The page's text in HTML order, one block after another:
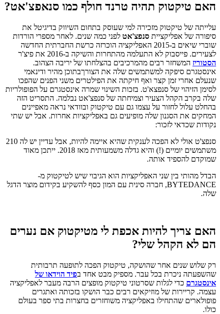
האם טיקטוק תהיה טרנד חולף כמו סנאפצ'אט?
עלייתה של טיקטוק מזכירה למי שעוסק בתחום השיווק בדיגיטל את
סיפורה של אפליקציית סנפצ'אט לפני כמה שנים. לאחר מספרי הורדות
שוברי שיאים ב-2015 האפליקציה הוכרזה כרשת החברתית החדשה
לצעירים. פייסבוק לא התעלמה מהתחרות והשיקה ב-2016 את פיצ'ר
הסטוריז המשחזר רבים מהמרכיבים בהצלחתו של יריבה הצהוב.
אינסטגרם סיפקה למשתמשים שלה את הצורךבתוכן מהיר ודינאמי
שנעלם אחרי זמן קצר ואף חיקתה את הפילטרים משני הפנים שהפכו
לסימן הזיהוי של סנפצא'ט. בזכות השינוי שמרה אינסטגרם על הפופולריות
שלה בקרב הקהל הצעיר וצמיחתה של סנפצ'אט נבלמה. התסריט הזה
בהחלט עלול לחזור על עצמו גם עם טיקטוק ובוודאי נראה מאפיינים
המחקים את הסגנון שלה מופיעים גם באפליקציות אחרות. אבל יש שתי
נקודות שכדאי לזכור:
סנפצ'ט אולי לא הפכה לענקית שהיא איימה להיות, אבל עדיין יש לה 210
משתמשים יומיים (!) והיא גדלה משמעותית מאז 2018. ייתכן מאוד
שמוקדם להספיד אותה.
הבדל מהותי בין שני האפליקציות הוא הגיבוי שיש לטיקטוק מ-
BYTEDANCE, חברה סינית עם המון כסף להשקיע בקידום מוצר הדגל
שלה.
האם צריך להיות אכפת לי מטיקטוק אם נערים
הם לא הקהל שלי?
רק שלוש שנים אחר שהושקה, טיקטוק הפכה לתופעה תרבותית
שהשפעתה ניכרת בכל עבר. מספיק מבט אחד בפיד הוידאו של
אינסטגרם כדי לגלות שסרטוני טיקטוק מופצים הרבה מעבר לאפליקציה
עצמה. קריירות של מוזיקאים רבים כבר הושקו בזכותה ואתגרים
פופולארים שהתחילו באפליקציה משוחזרים בחצרות בתי ספר בעולם
כולו.